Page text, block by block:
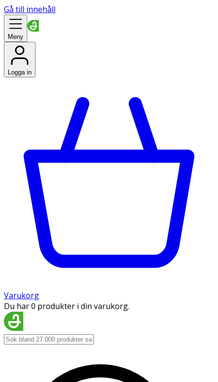
Gå till innehåll
Meny
Logga in
Varukorg
Du har 0 produkter i din varukorg.